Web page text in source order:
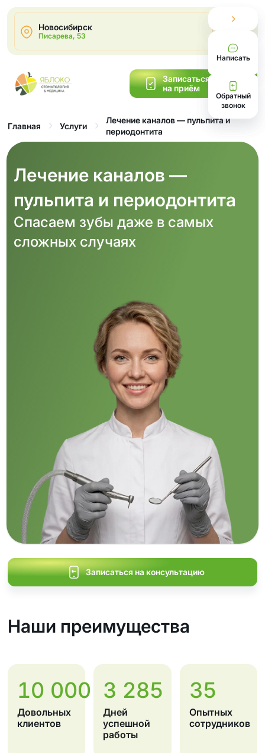
Новосибирск
Писарева, 53
Записаться
на приём
Главная Услуги
Лечение каналов — пульпита и
периодонтита
Лечение каналов —
пульпита и периодонтита
Спасаем зубы даже в самых
сложных случаях
Записаться на консультацию
Наши преимущества
10 000
Довольных
клиентов
3 285
Дней
успешной
работы
35
Опытных
сотрудников
Написать
Обратный
звонок